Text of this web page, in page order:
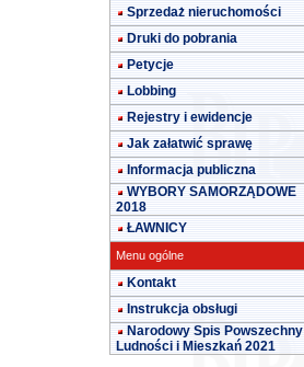
Sprzedaż nieruchomości
Druki do pobrania
Petycje
Lobbing
Rejestry i ewidencje
Jak załatwić sprawę
Informacja publiczna
WYBORY SAMORZĄDOWE
2018
ŁAWNICY
Menu ogólne
Kontakt
Instrukcja obsługi
Narodowy Spis Powszechny
Ludności i Mieszkań 2021